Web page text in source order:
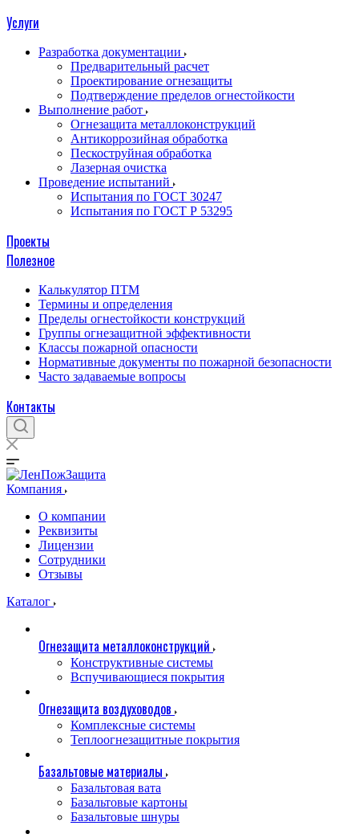
Услуги
Разработка документации
Предварительный расчет
Проектирование огнезащиты
Подтверждение пределов огнестойкости
Выполнение работ
Огнезащита металлоконструкций
Антикоррозийная обработка
Пескоструйная обработка
Лазерная очистка
Проведение испытаний
Испытания по ГОСТ 30247
Испытания по ГОСТ Р 53295
Проекты
Полезное
Калькулятор ПТМ
Термины и определения
Пределы огнестойкости конструкций
Группы огнезащитной эффективности
Классы пожарной опасности
Нормативные документы по пожарной безопасности
Часто задаваемые вопросы
Контакты
Компания
О компании
Реквизиты
Лицензии
Сотрудники
Отзывы
Каталог
Огнезащита металлоконструкций
Конструктивные системы
Вспучивающиеся покрытия
Огнезащита воздуховодов
Комплексные системы
Теплоогнезащитные покрытия
Базальтовые материалы
Базальтовая вата
Базальтовые картоны
Базальтовые шнуры